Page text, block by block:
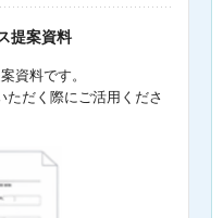
提案資料
資料です。
ただく際にご活用くださ